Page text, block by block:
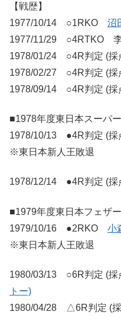
【戦歴】
1977/10/14 ○1RKO 沼
1977/11/29 ○4RTKO 李
1978/01/24 ○4R判定 (
1978/02/27 ○4R判定 (
1978/09/14 ○4R判定 (
■1978年度東日本スーパ
1978/10/13 ●4R判定 (
※東日本新人王敗退
1978/12/14 ●4R判定 (
■1979年度東日本フェザ
1979/10/16 ●2RKO 小
※東日本新人王敗退
1980/03/13 ○6R判定 (
トー)
1980/04/28 △6R判定 (